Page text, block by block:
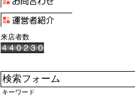
来店者数
検索フォーム
キーワード